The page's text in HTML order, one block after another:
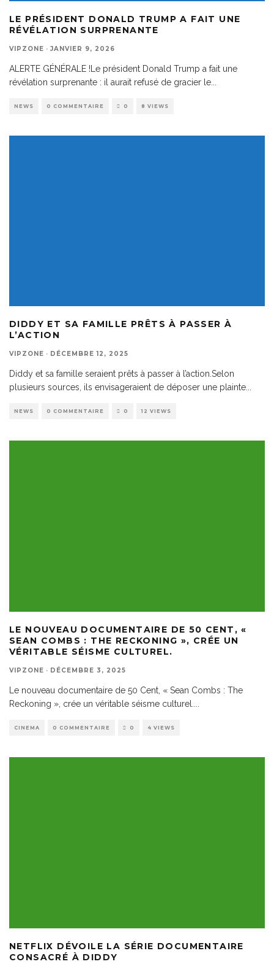
LE PRÉSIDENT DONALD TRUMP A FAIT UNE
RÉVÉLATION SURPRENANTE
VIPZONE · JANVIER 9, 2026
ALERTE GÉNÉRALE !Le président Donald Trump a fait une
révélation surprenante : il aurait refusé de gracier le
NEWS 0 COMMENTAIRE 0 8 VIEWS
DIDDY ET SA FAMILLE PRÊTS À PASSER À
L’ACTION
VIPZONE · DÉCEMBRE 12, 2025
Diddy et sa famille seraient prêts à passer à l’action.Selon
plusieurs sources, ils envisageraient de déposer une plainte...
NEWS 0 COMMENTAIRE 0 12 VIEWS
LE NOUVEAU DOCUMENTAIRE DE 50 CENT, «
SEAN COMBS : THE RECKONING », CRÉE UN
VÉRITABLE SÉISME CULTUREL.
VIPZONE · DÉCEMBRE 3, 2025
Le nouveau documentaire de 50 Cent, « Sean Combs : The
Reckoning », crée un véritable séisme culturel.
CINEMA 0 COMMENTAIRE 0 4 VIEWS
NETFLIX DÉVOILE LA SÉRIE DOCUMENTAIRE
CONSACRÉ À DIDDY